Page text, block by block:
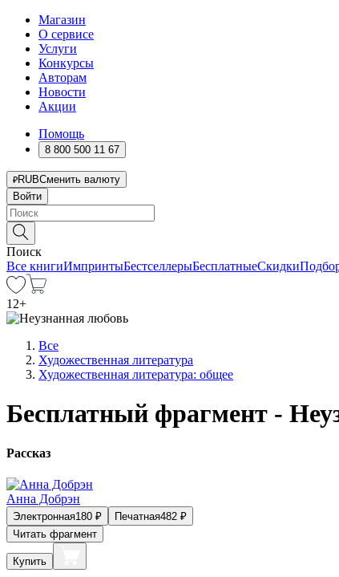
Магазин
О сервисе
Услуги
Конкурсы
Авторам
Новости
Акции
Помощь
8 800 500 11 67
RUBСменить валюту
Войти
Поиск
Все книгиИмпринтыБестселлерыБесплатныеСкидки
12+
Все
Художественная литература
Художественная литература: общее
Бесплатный фрагмент -
Рассказ
Анна Добрэн
Электронная180 ₽ Печатная482 ₽
Читать фрагмент
Купить